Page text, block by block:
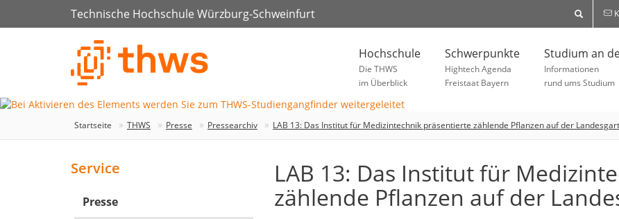
Technische Hochschule Würzburg-Schweinfurt
Hochschule
Die THWS
im Überblick
Schwerpunkte
Hightech Agenda
Freistaat Bayern
Studium an
Informationen
rund ums Studium
Startseite THWS Presse Pressearchiv LAB 13: Das Institut für Medizintechnik präsentierte zählende Pflanzen auf der
LAB 13: Das Institut für
zählende Pflanzen auf der
Service
Presse